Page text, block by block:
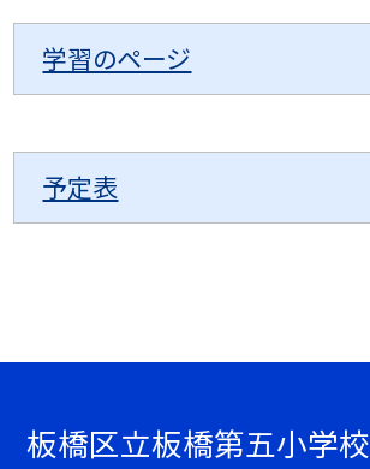
学習のページ
予定表
板橋区立板橋第五小学校